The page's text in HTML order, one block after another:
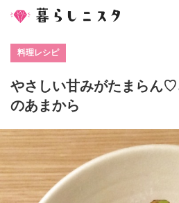
料理レシピ
やさしい甘みがたまらん
のあまから